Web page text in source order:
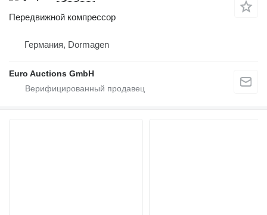
Передвижной компрессор
Германия, Dormagen
Euro Auctions GmbH